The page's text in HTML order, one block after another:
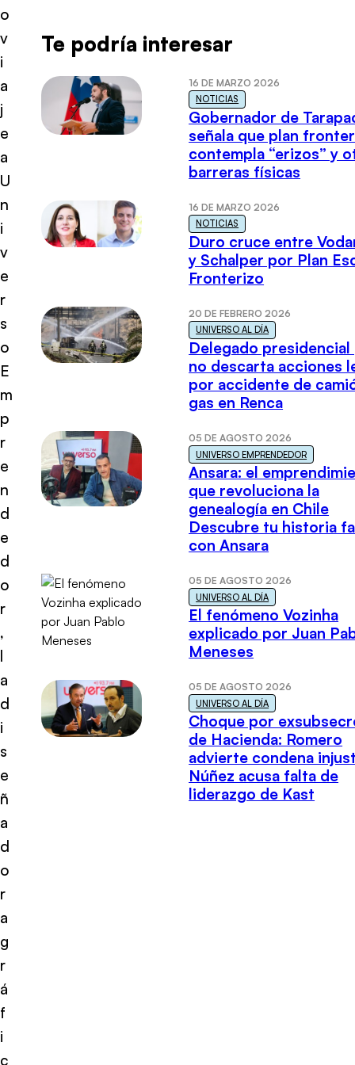
o
v
i
a
j
e
a
U
n
i
v
e
r
s
o
E
m
p
r
e
n
d
e
d
o
r
,
l
a
d
i
s
e
ñ
a
d
o
r
a
g
r
á
f
i
c
Te podría interesar
16 DE MARZO 2026
NOTICIAS
Gobernador de
señala que plan
contempla “erizos” y
barreras físicas
16 DE MARZO 2026
NOTICIAS
Duro cruce entre
y Schalper por Plan
Fronterizo
20 DE FEBRERO 2026
UNIVERSO AL DÍA
Delegado presidencial
no descarta acciones
por accidente de
gas en Renca
05 DE AGOSTO 2026
UNIVERSO EMPRENDEDOR
Ansara: el
que revoluciona la
genealogía en Chile
Descubre tu historia
con Ansara
05 DE AGOSTO 2026
UNIVERSO AL DÍA
El fenómeno Vozinha
explicado por Juan
Meneses
05 DE AGOSTO 2026
UNIVERSO AL DÍA
Choque por
de Hacienda: Romero
advierte condena
Núñez acusa falta de
liderazgo de Kast